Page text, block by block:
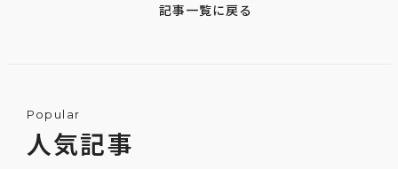
記事一覧に戻る
Popular
人気記事